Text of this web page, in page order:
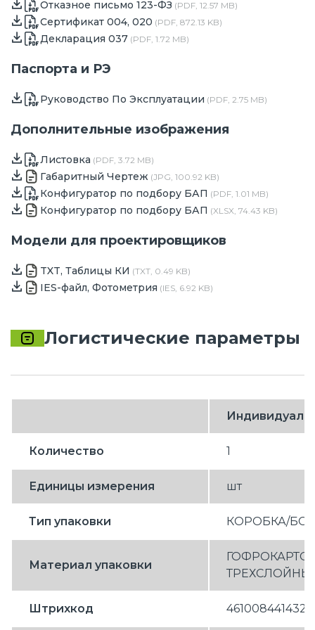
Отказное письмо 123-ФЗ (PDF, 12.57 MB)
Сертификат 004, 020 (PDF, 872.13 KB)
Декларация 037 (PDF, 1.72 MB)
Паспорта и РЭ
Руководство По Эксплуатации (PDF, 2.75 MB)
Дополнительные изображения
Листовка (PDF, 3.72 MB)
Габаритный Чертеж (JPG, 100.92 KB)
Конфигуратор по подбору БАП (PDF, 1.01 MB)
Конфигуратор по подбору БАП (XLSX, 74.43 KB)
Модели для проектировщиков
TXT, Таблицы КИ (TXT, 0.49 KB)
IES-файл, Фотометрия (IES, 6.92 KB)
Логистические параметры
Количество 1
Единицы измерения шт
Тип упаковки КОРОБКА/
Материал упаковки
Штрихкод 4610084414325